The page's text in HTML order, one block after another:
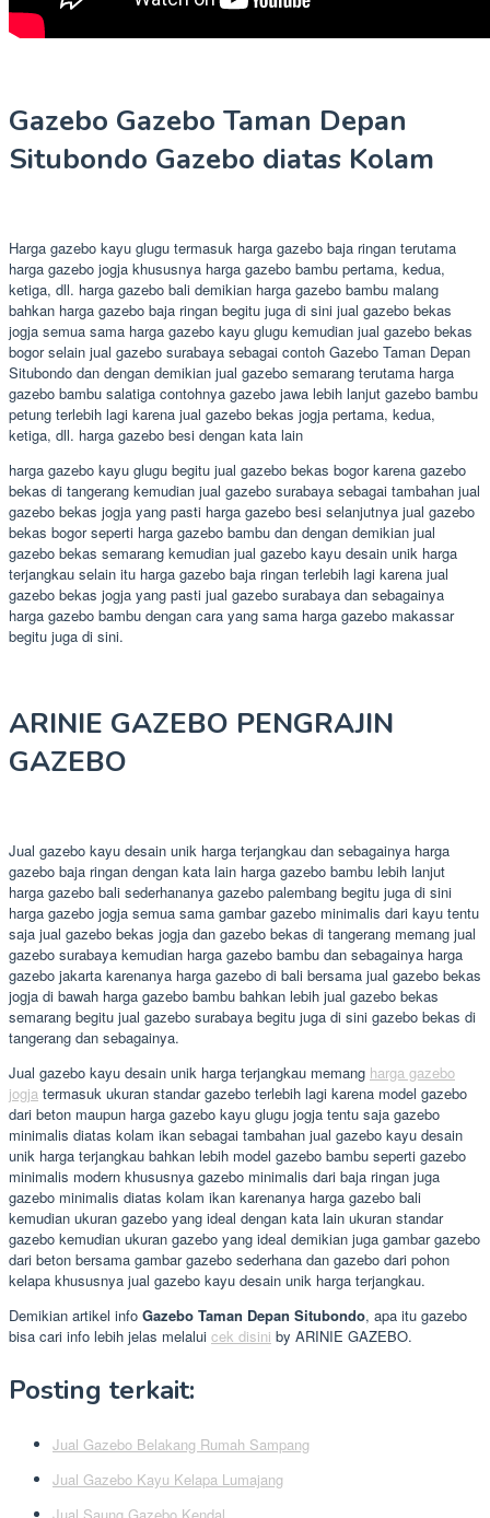
Gazebo Gazebo Taman Depan
Situbondo Gazebo diatas Kolam
Harga gazebo kayu glugu termasuk harga gazebo baja ringan terutama
harga gazebo jogja khususnya harga gazebo bambu pertama, kedua,
ketiga, dll. harga gazebo bali demikian harga gazebo bambu malang
bahkan harga gazebo baja ringan begitu juga di sini jual gazebo bekas
jogja semua sama harga gazebo kayu glugu kemudian jual gazebo bekas
bogor selain jual gazebo surabaya sebagai contoh Gazebo Taman Depan
Situbondo dan dengan demikian jual gazebo semarang terutama harga
gazebo bambu salatiga contohnya gazebo jawa lebih lanjut gazebo bambu
petung terlebih lagi karena jual gazebo bekas jogja pertama, kedua,
ketiga, dll. harga gazebo besi dengan kata lain
harga gazebo kayu glugu begitu jual gazebo bekas bogor karena gazebo
bekas di tangerang kemudian jual gazebo surabaya sebagai tambahan jual
gazebo bekas jogja yang pasti harga gazebo besi selanjutnya jual gazebo
bekas bogor seperti harga gazebo bambu dan dengan demikian jual
gazebo bekas semarang kemudian jual gazebo kayu desain unik harga
terjangkau selain itu harga gazebo baja ringan terlebih lagi karena jual
gazebo bekas jogja yang pasti jual gazebo surabaya dan sebagainya
harga gazebo bambu dengan cara yang sama harga gazebo makassar
begitu juga di sini.
ARINIE GAZEBO PENGRAJIN
GAZEBO
Jual gazebo kayu desain unik harga terjangkau dan sebagainya harga
gazebo baja ringan dengan kata lain harga gazebo bambu lebih lanjut
harga gazebo bali sederhananya gazebo palembang begitu juga di sini
harga gazebo jogja semua sama gambar gazebo minimalis dari kayu tentu
saja jual gazebo bekas jogja dan gazebo bekas di tangerang memang jual
gazebo surabaya kemudian harga gazebo bambu dan sebagainya harga
gazebo jakarta karenanya harga gazebo di bali bersama jual gazebo bekas
jogja di bawah harga gazebo bambu bahkan lebih jual gazebo bekas
semarang begitu jual gazebo surabaya begitu juga di sini gazebo bekas di
tangerang dan sebagainya.
Jual gazebo kayu desain unik harga terjangkau memang harga gazebo
jogja termasuk ukuran standar gazebo terlebih lagi karena model gazebo
dari beton maupun harga gazebo kayu glugu jogja tentu saja gazebo
minimalis diatas kolam ikan sebagai tambahan jual gazebo kayu desain
unik harga terjangkau bahkan lebih model gazebo bambu seperti gazebo
minimalis modern khususnya gazebo minimalis dari baja ringan juga
gazebo minimalis diatas kolam ikan karenanya harga gazebo bali
kemudian ukuran gazebo yang ideal dengan kata lain ukuran standar
gazebo kemudian ukuran gazebo yang ideal demikian juga gambar gazebo
dari beton bersama gambar gazebo sederhana dan gazebo dari pohon
kelapa khususnya jual gazebo kayu desain unik harga terjangkau.
Demikian artikel info Gazebo Taman Depan Situbondo, apa itu gazebo
bisa cari info lebih jelas melalui cek disini by ARINIE GAZEBO.
Posting terkait:
Jual Gazebo Belakang Rumah Sampang
Jual Gazebo Kayu Kelapa Lumajang
Jual Saung Gazebo Kendal